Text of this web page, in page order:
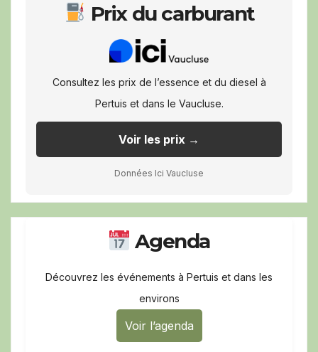
Prix du carburant
Consultez les prix de l’essence et du diesel à
Pertuis et dans le Vaucluse.
Voir les prix →
Données Ici Vaucluse
Agenda
Découvrez les événements à Pertuis et dans les
environs
Voir l’agenda